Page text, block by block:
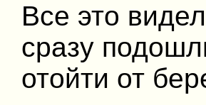
Все это
сразу
отойти от